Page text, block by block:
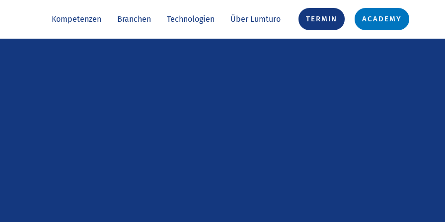
Kompetenzen Branchen Technologien Über Lumturo TERMIN ACADEMY